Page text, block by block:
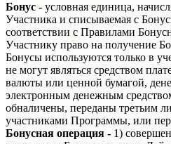
Бонус - условная единица,
Участника и списываемая с
соответствии с Правилами
Участнику право на получение
Бонусы используются только в
не могут являться средством
валюты или ценной бумагой,
электронным денежным
обналичены, переданы третьим
участниками Программы, или
Бонусная операция - 1)